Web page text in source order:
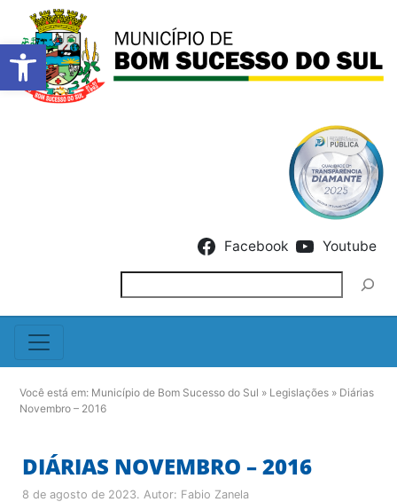
Barra de Ferramentas
Facebook Youtube
Você está em: Município de Bom Sucesso do Sul » Legislações » Diárias
Novembro – 2016
DIÁRIAS NOVEMBRO – 2016
8 de agosto de 2023. Autor: Fabio Zanela